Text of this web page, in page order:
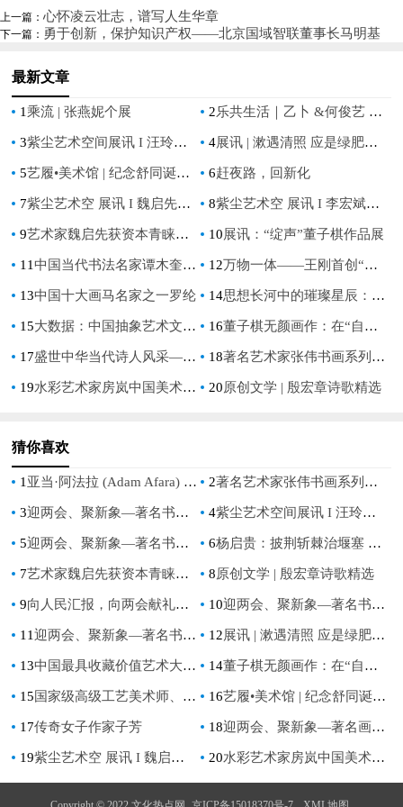
态：京卡收以规范化服务破解资
源浪费难题
长》亮相新加坡
上一篇： 心怀凌云壮志，谱写人生华章
下一篇： 勇于创新，保护知识产权——北京国域智联董事长马明基
最新文章
1乘流 | 张燕妮个展 2乐共生活｜乙卜 &何俊艺 双个展
3紫尘艺术空间展讯 I 汪玲【童境漫游】水彩作品展 4展讯 | 漱遇清照 应是绿肥红瘦——朱曜奎艺术展
5艺履•美术馆 | 纪念舒同诞辰120周年书法特展（上） 6赶夜路，回新化
7紫尘艺术空 展讯 I 魏启先个展【溯·构】 8紫尘艺术空 展讯 I 李宏斌作品展【游心造境】
9艺术家魏启先获资本青睐，成功获得5万美金艺术创作基金支持！ 10展讯：“绽声”董子棋作品展
11中国当代书法名家谭木奎——艺术名家重点推荐 12万物一体——王刚首创“宇宙生态艺术”访谈录
13中国十大画马名家之一罗纶 14思想长河中的璀璨星辰：十位哲学巨匠
15大数据：中国抽象艺术文化第一人 16董子棋无颜画作：在“自我”与“他者”中追求“自足”
17盛世中华当代诗人风采——马敬原作品赏析 18著名艺术家张伟书画系列作品欣赏——2023艺术名家推荐
19水彩艺术家房岚中国美术通史篇章 20原创文学 | 殷宏章诗歌精选
猜你喜欢
1 亚当·阿法拉 (Adam Afara) 获评为世界100 大活动策划师和设计师之一 2著名艺术家张伟书画系列作品欣赏——2023艺术名家推荐
3迎两会、聚新象—著名书法家盛灿明作品欣赏 4紫尘艺术空间展讯 I 汪玲【童境漫游】水彩作品展
5迎两会、聚新象—著名书画家李志松作品欣赏 6杨启贵：披荆斩棘治堰塞 运筹帷幄领头人
7艺术家魏启先获资本青睐，成功获得5万美金艺术创作基金支持！ 8原创文学 | 殷宏章诗歌精选
9向人民汇报，向两会献礼—【德艺双馨艺术名家】黄吴怀 10迎两会、聚新象—著名书法家杜春富作品欣赏
11迎两会、聚新象—著名书法家潘志毅作品欣赏 12展讯 | 漱遇清照 应是绿肥红瘦——朱曜奎艺术展
13中国最具收藏价值艺术大家－陈洪荣专题报道 14董子棋无颜画作：在“自我”与“他者”中追求“自足”
15 国家级高级工艺美术师、非遗传承人、觉师陶瓷林一豪作品馆藏作品 16艺履•美术馆 | 纪念舒同诞辰120周年书法特展（上）
17传奇女子作家子芳 18迎两会、聚新象—著名画家刘尔荣作品欣赏
19紫尘艺术空 展讯 I 魏启先个展【溯·构】 20水彩艺术家房岚中国美术通史篇章